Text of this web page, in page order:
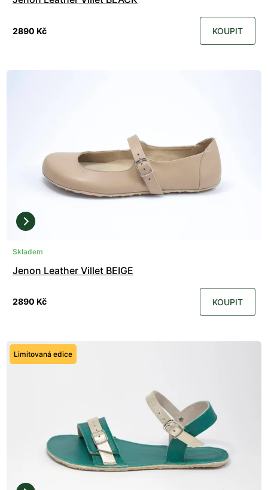
2890 Kč KOUPIT
Skladem
Jenon Leather Villet BEIGE
2890 Kč KOUPIT
Limitovaná edice